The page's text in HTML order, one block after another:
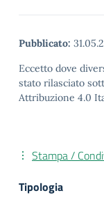
Pubblicato:
Eccetto dove
stato rilasciato
Attribuzione 4.0
Stampa /
Tipologia